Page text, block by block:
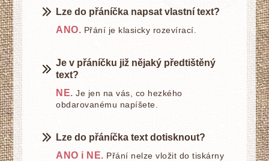
Lze do přáníčka napsat vlastní text?
ANO. Přání je klasicky rozevírací.
Je v přáníčku již nějaký předtištěný
text?
NE. Je jen na vás, co hezkého
obdarovanému napíšete.
Lze do přáníčka text dotisknout?
ANO i NE. Přání nelze vložit do tiskárny